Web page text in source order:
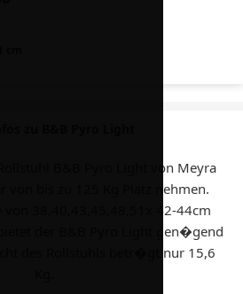
B&B Pyro Light von Meyra
von bis zu 125 Kg Platz nehmen.
38,40,43,45,48,51x 42-44cm
der B&B Pyro Light gen�gend
des Rollstuhls betr�gt nur 15,6